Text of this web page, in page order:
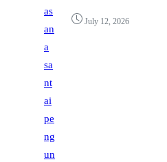
July 12, 2026